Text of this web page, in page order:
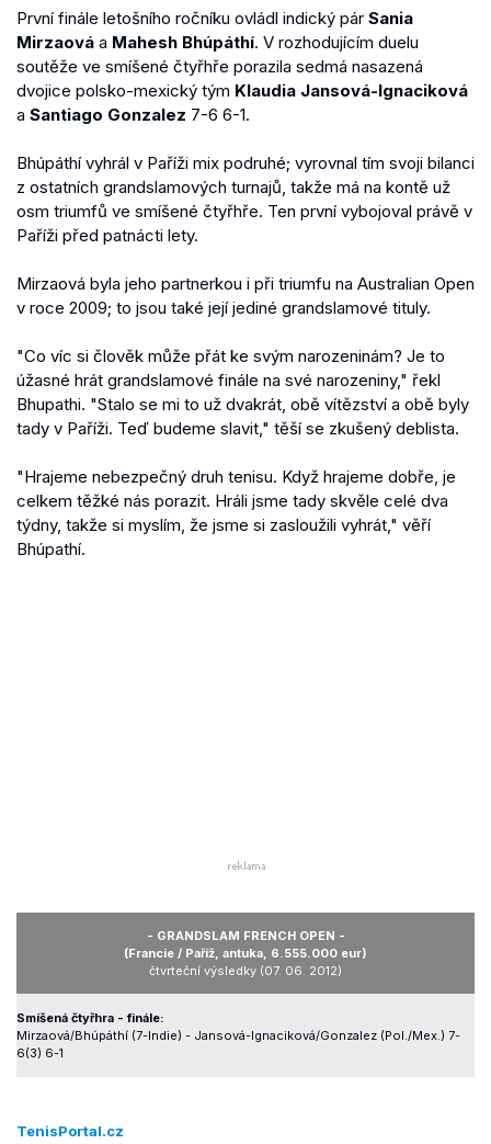
První finále letošního ročníku ovládl indický pár Sania
Mirzaová a Mahesh Bhúpáthí. V rozhodujícím duelu
soutěže ve smíšené čtyřhře porazila sedmá nasazená
dvojice polsko-mexický tým Klaudia Jansová-Ignaciková
a Santiago Gonzalez 7-6 6-1.
Bhúpáthí vyhrál v Paříži mix podruhé; vyrovnal tím svoji bilanci
z ostatních grandslamových turnajů, takže má na kontě už
osm triumfů ve smíšené čtyřhře. Ten první vybojoval právě v
Paříži před patnácti lety.
Mirzaová byla jeho partnerkou i při triumfu na Australian Open
v roce 2009; to jsou také její jediné grandslamové tituly.
"Co víc si člověk může přát ke svým narozeninám? Je to
úžasné hrát grandslamové finále na své narozeniny," řekl
Bhupathi. "Stalo se mi to už dvakrát, obě vítězství a obě byly
tady v Paříži. Teď budeme slavit," těší se zkušený deblista.
"Hrajeme nebezpečný druh tenisu. Když hrajeme dobře, je
celkem těžké nás porazit. Hráli jsme tady skvěle celé dva
týdny, takže si myslím, že jsme si zasloužili vyhrát," věří
Bhúpathí.
- GRANDSLAM FRENCH OPEN -
(Francie / Paříž, antuka, 6.555.000 eur)
čtvrteční výsledky (07. 06. 2012)
Smíšená čtyřhra - finále:
Mirzaová/Bhúpáthí (7-Indie) - Jansová-Ignaciková/Gonzalez (Pol./Mex.) 7-
6(3) 6-1
TenisPortal.cz